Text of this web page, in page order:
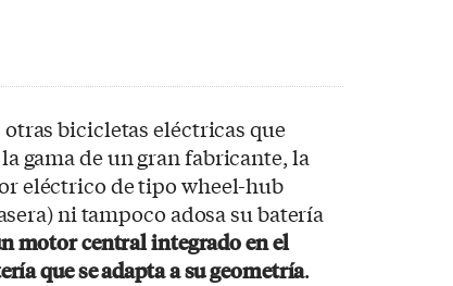
bicicletas eléctricas que
gama de un gran fabricante, la
eléctrico de tipo wheel-hub
ni tampoco adosa su batería
motor central integrado en el
que se adapta a su geometría.